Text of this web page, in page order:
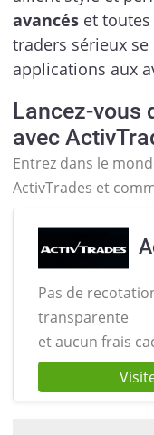
avancéset toutes
traders sérieux
applications aux
Lancez-vous
avec
Entrez dans le
ActivTrades et
Pas de
transparente
et aucun frais